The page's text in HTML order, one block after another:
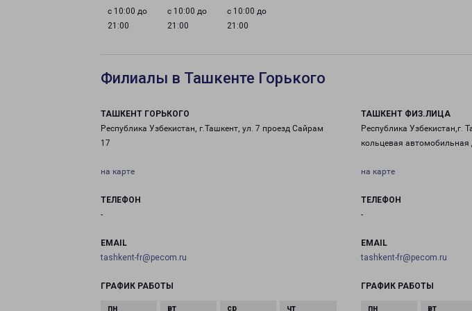
с 10:00 до
21:00
с 10:00 до
21:00
с 10:00 до
21:00
Филиалы в Ташкенте Горького
ТАШКЕНТ ГОРЬКОГО
Республика Узбекистан, г.Ташкент, ул. 7 проезд Сайрам
17
на карте
ТЕЛЕФОН
-
EMAIL
tashkent-fr@pecom.ru
ГРАФИК РАБОТЫ
ТАШКЕНТ ФИЗ.ЛИЦА
Республика Узбекистан,г.
кольцевая автомобильная
на карте
ТЕЛЕФОН
-
EMAIL
tashkent-fr@pecom.ru
ГРАФИК РАБОТЫ